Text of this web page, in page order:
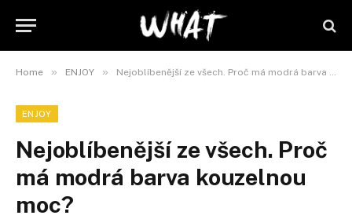
Home » ENJOY » Nejoblíbenější ze všech. Proč má modrá barva kouzelnou moc?
ENJOY
Nejoblíbenější ze všech. Proč
má modrá barva kouzelnou
moc?